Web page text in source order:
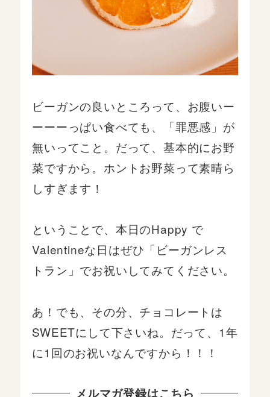
ビーガンの良いところって、お腹いー
ーーーっぱい食べても、「罪悪感」が
無いってこと。だって、基本的にお野
菜ですから。ホントお野菜って素晴ら
しすぎます！
ということで、本日のHappy で
Valentineな日はぜひ「ビーガンレス
トラン」でお祝いしてみてください。
あ！でも、その分、チョコレートは
SWEETにして下さいね。だって、1年
に1回のお祝いなんですから！！！
メルマガ登録はこちら